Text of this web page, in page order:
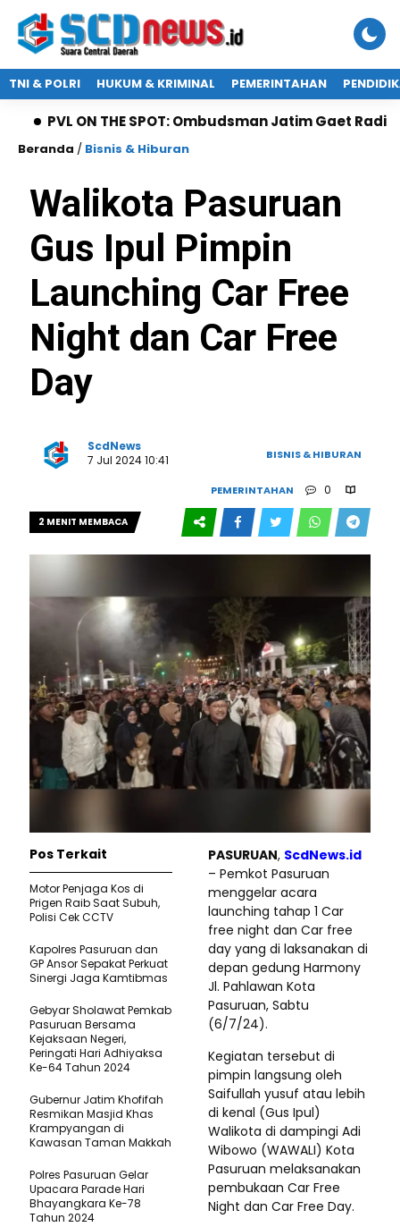
TNI & POLRI HUKUM & KRIMINAL PEMERINTAHAN
ON THE SPOT: Ombudsman Jatim Gaet Radio Suara
Beranda / Bisnis & Hiburan
Walikota Pasuruan
Gus Ipul Pimpin
Launching Car Free
Night dan Car Free
Day
ScdNews
7 Jul 2024 10:41
BISNIS & HIBURAN
PEMERINTAHAN 0
295
2 MENIT MEMBACA
PASURUAN, ScdNews.id
– Pemkot Pasuruan
menggelar acara
launching tahap 1 Car
free night dan Car free
day yang di laksanakan di
depan gedung Harmony
Jl. Pahlawan Kota
Pasuruan, Sabtu
(6/7/24).
Kegiatan tersebut di
pimpin langsung oleh
Saifullah yusuf atau lebih
di kenal (Gus Ipul)
Walikota di dampingi Adi
Wibowo (WAWALI) Kota
Pasuruan melaksanakan
pembukaan Car Free
Night dan Car Free Day.
Pos Terkait
Motor Penjaga Kos di
Prigen Raib Saat Subuh,
Polisi Cek CCTV
Kapolres Pasuruan dan
GP Ansor Sepakat Perkuat
Sinergi Jaga Kamtibmas
Gebyar Sholawat Pemkab
Pasuruan Bersama
Kejaksaan Negeri,
Peringati Hari Adhiyaksa
Ke-64 Tahun 2024
Gubernur Jatim Khofifah
Resmikan Masjid Khas
Krampyangan di
Kawasan Taman Makkah
Polres Pasuruan Gelar
Upacara Parade Hari
Bhayangkara Ke-78
Tahun 2024